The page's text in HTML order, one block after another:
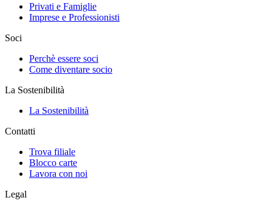
Privati e Famiglie
Imprese e Professionisti
Soci
Perchè essere soci
Come diventare socio
La Sostenibilità
La Sostenibilità
Contatti
Trova filiale
Blocco carte
Lavora con noi
Legal